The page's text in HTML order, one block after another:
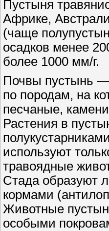
Пустыня
Африке,
(чаще
осадков менее
более 1000 мм/г.
Почвы пустынь —
по породам, на
песчаные,
Растения в
используют
травоядные
Стада образуют
кормами
Животные
особыми